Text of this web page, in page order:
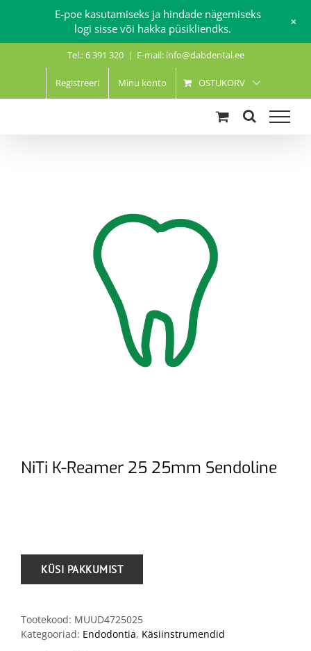
Tel.: 6 391 320 | E-mail: info@dabdental.ee
Registreeri Minu konto OSTUKORV
NiTi K-Reamer 25 25mm Sendoline
Tootekood: MUUD4725025
Kategooriad: Endodontia, Käsiinstrumendid
E-poe kasutamiseks ja hindade nägemiseks
logi sisse või hakka püsikliendks.
+